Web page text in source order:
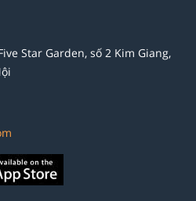
Star Garden, số 2 Kim Giang,